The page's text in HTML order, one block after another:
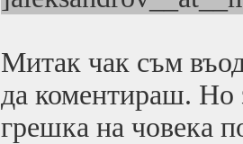
Митак чак съм
да коментираш.
грешка на човека